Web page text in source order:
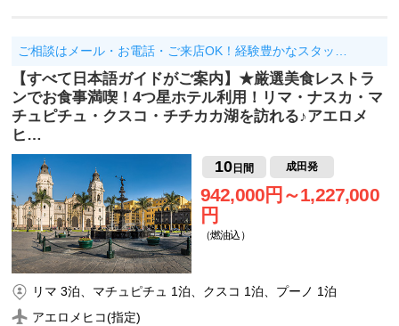
ご相談はメール・お電話・ご来店OK！経験豊かなスタッ…
【すべて日本語ガイドがご案内】★厳選美食レストラ
ンでお食事満喫！4つ星ホテル利用！リマ・ナスカ・マ
チュピチュ・クスコ・チチカカ湖を訪れる♪アエロメ
ヒ…
10日間 成田発
942,000円～1,227,000
円
（燃油込）
リマ 3泊、マチュピチュ 1泊、クスコ 1泊、プーノ 1泊
アエロメヒコ(指定)